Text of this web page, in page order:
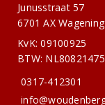
Junusstraat 57
6701 AX
KvK: 09100925
BTW:
0317-412301